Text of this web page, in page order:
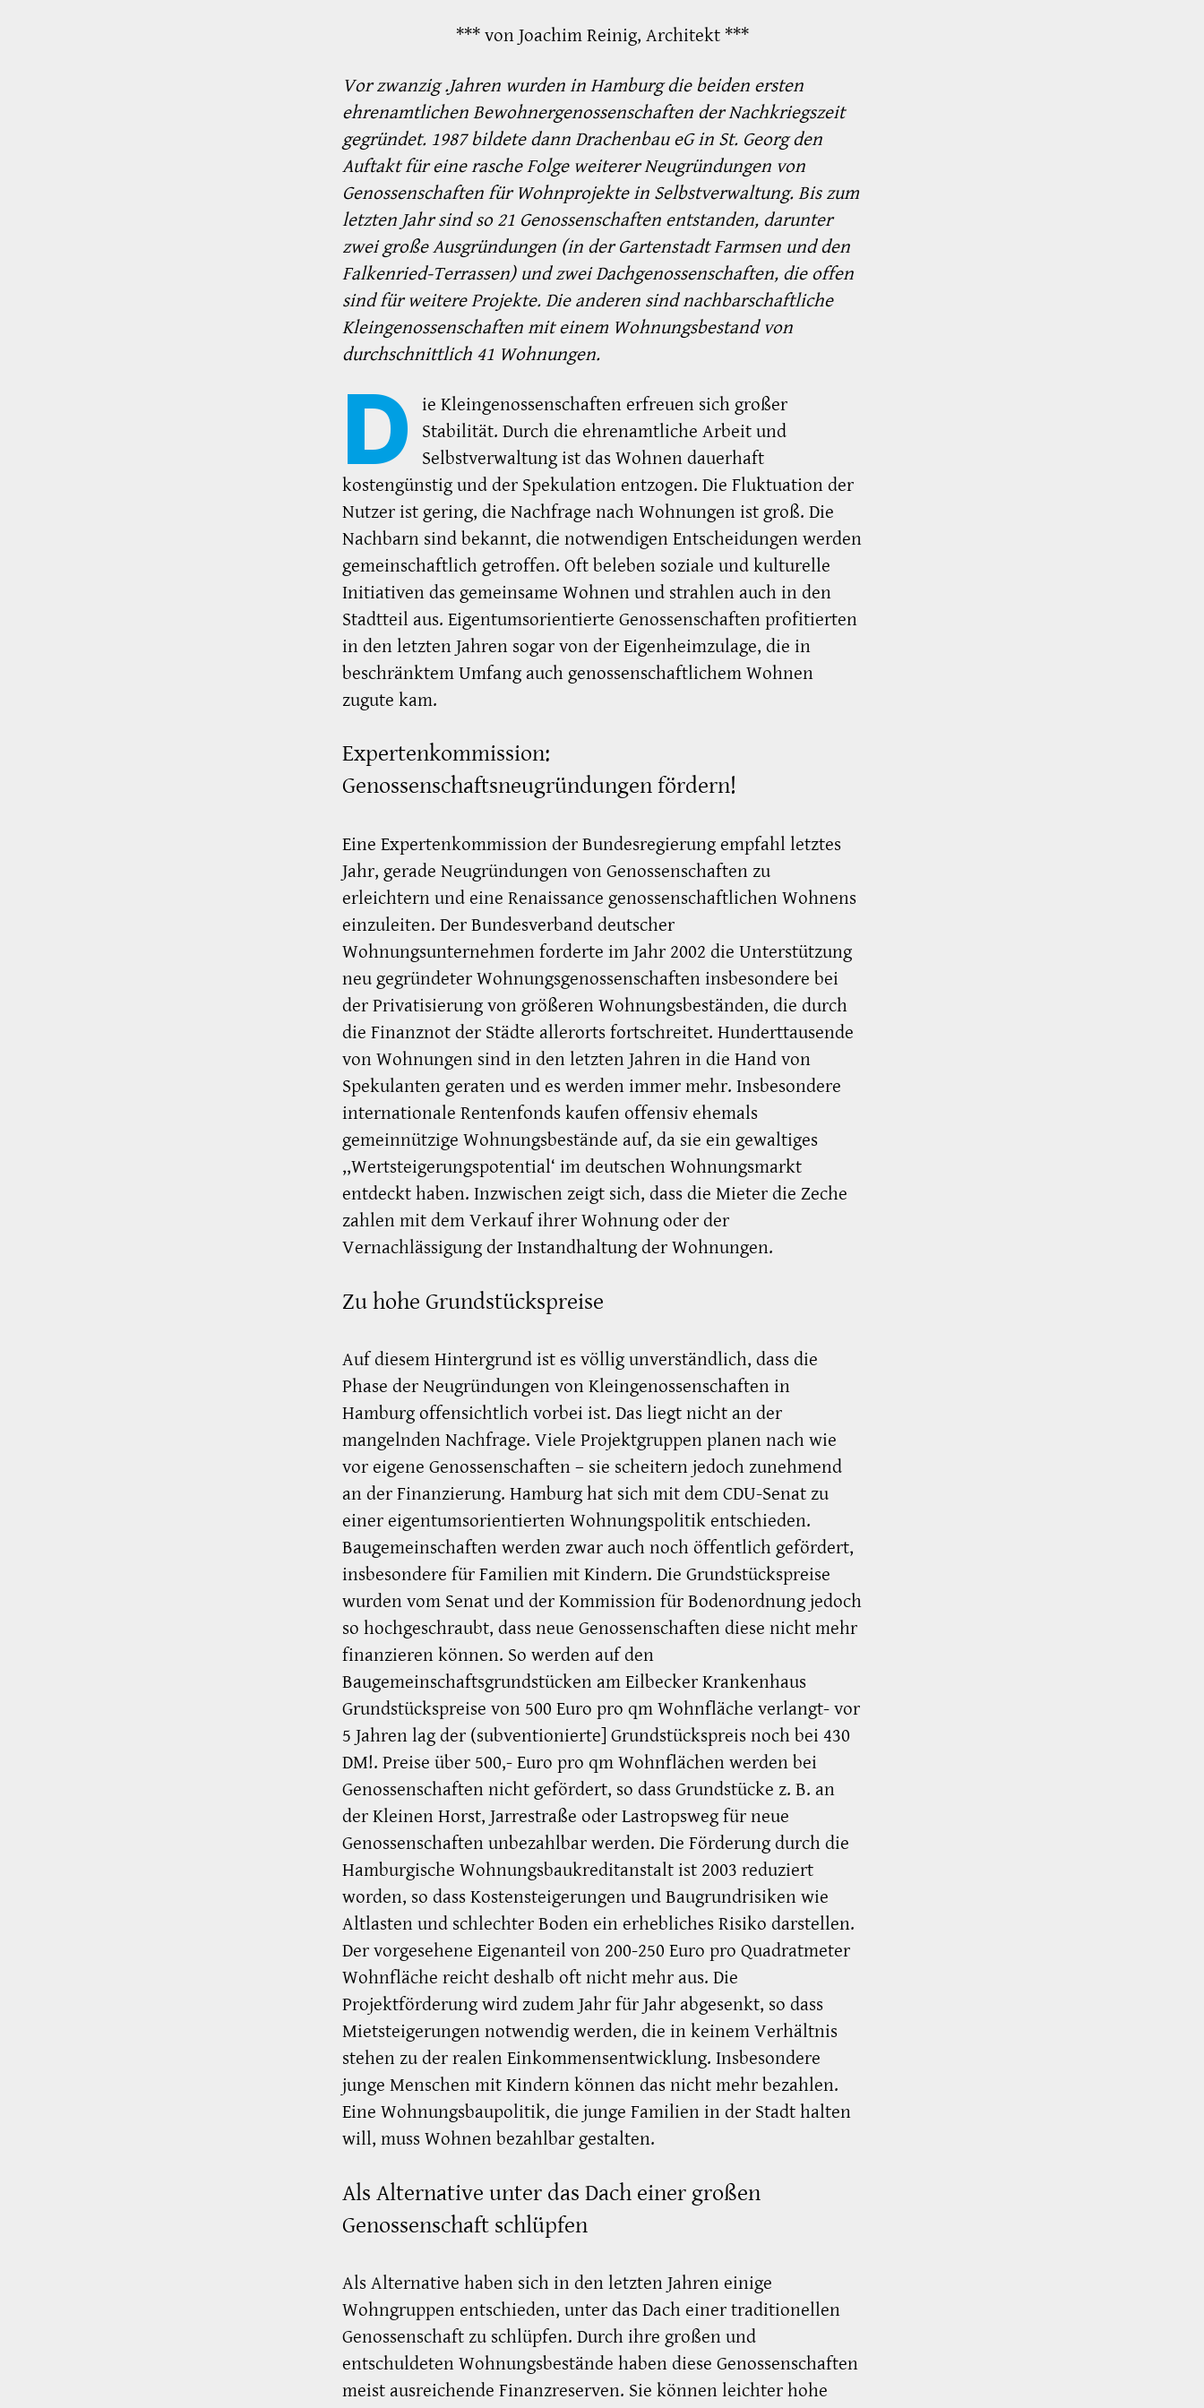
*** von Joachim Reinig, Architekt ***
Vor zwanzig .Jahren wurden in Hamburg die beiden ersten
ehrenamtlichen Bewohnergenossenschaften der Nachkriegszeit
gegründet. 1987 bildete dann Drachenbau eG in St. Georg den
Auftakt für eine rasche Folge weiterer Neugründungen von
Genossenschaften für Wohnprojekte in Selbstverwaltung. Bis zum
letzten Jahr sind so 21 Genossenschaften entstanden, darunter
zwei große Ausgründungen (in der Gartenstadt Farmsen und den
Falkenried-Terrassen) und zwei Dachgenossenschaften, die offen
sind für weitere Projekte. Die anderen sind nachbarschaftliche
Kleingenossenschaften mit einem Wohnungsbestand von
durchschnittlich 41 Wohnungen.
D ie Kleingenossenschaften erfreuen sich großer
Stabilität. Durch die ehrenamtliche Arbeit und
Selbstverwaltung ist das Wohnen dauerhaft
kostengünstig und der Spekulation entzogen. Die Fluktuation der
Nutzer ist gering, die Nachfrage nach Wohnungen ist groß. Die
Nachbarn sind bekannt, die notwendigen Entscheidungen werden
gemeinschaftlich getroffen. Oft beleben soziale und kulturelle
Initiativen das gemeinsame Wohnen und strahlen auch in den
Stadtteil aus. Eigentumsorientierte Genossenschaften profitierten
in den letzten Jahren sogar von der Eigenheimzulage, die in
beschränktem Umfang auch genossenschaftlichem Wohnen
zugute kam.
Expertenkommission:
Genossenschaftsneugründungen fördern!
Eine Expertenkommission der Bundesregierung empfahl letztes
Jahr, gerade Neugründungen von Genossenschaften zu
erleichtern und eine Renaissance genossenschaftlichen Wohnens
einzuleiten. Der Bundesverband deutscher
Wohnungsunternehmen forderte im Jahr 2002 die Unterstützung
neu gegründeter Wohnungsgenossenschaften insbesondere bei
der Privatisierung von größeren Wohnungsbeständen, die durch
die Finanznot der Städte allerorts fortschreitet. Hunderttausende
von Wohnungen sind in den letzten Jahren in die Hand von
Spekulanten geraten und es werden immer mehr. Insbesondere
internationale Rentenfonds kaufen offensiv ehemals
gemeinnützige Wohnungsbestände auf, da sie ein gewaltiges
,,Wertsteigerungspotential‘ im deutschen Wohnungsmarkt
entdeckt haben. Inzwischen zeigt sich, dass die Mieter die Zeche
zahlen mit dem Verkauf ihrer Wohnung oder der
Vernachlässigung der Instandhaltung der Wohnungen.
Zu hohe Grundstückspreise
Auf diesem Hintergrund ist es völlig unverständlich, dass die
Phase der Neugründungen von Kleingenossenschaften in
Hamburg offensichtlich vorbei ist. Das liegt nicht an der
mangelnden Nachfrage. Viele Projektgruppen planen nach wie
vor eigene Genossenschaften – sie scheitern jedoch zunehmend
an der Finanzierung. Hamburg hat sich mit dem CDU-Senat zu
einer eigentumsorientierten Wohnungspolitik entschieden.
Baugemeinschaften werden zwar auch noch öffentlich gefördert,
insbesondere für Familien mit Kindern. Die Grundstückspreise
wurden vom Senat und der Kommission für Bodenordnung jedoch
so hochgeschraubt, dass neue Genossenschaften diese nicht mehr
finanzieren können. So werden auf den
Baugemeinschaftsgrundstücken am Eilbecker Krankenhaus
Grundstückspreise von 500 Euro pro qm Wohnfläche verlangt- vor
5 Jahren lag der (subventionierte] Grundstückspreis noch bei 430
DM!. Preise über 500,- Euro pro qm Wohnflächen werden bei
Genossenschaften nicht gefördert, so dass Grundstücke z. B. an
der Kleinen Horst, Jarrestraße oder Lastropsweg für neue
Genossenschaften unbezahlbar werden. Die Förderung durch die
Hamburgische Wohnungsbaukreditanstalt ist 2003 reduziert
worden, so dass Kostensteigerungen und Baugrundrisiken wie
Altlasten und schlechter Boden ein erhebliches Risiko darstellen.
Der vorgesehene Eigenanteil von 200-250 Euro pro Quadratmeter
Wohnfläche reicht deshalb oft nicht mehr aus. Die
Projektförderung wird zudem Jahr für Jahr abgesenkt, so dass
Mietsteigerungen notwendig werden, die in keinem Verhältnis
stehen zu der realen Einkommensentwicklung. Insbesondere
junge Menschen mit Kindern können das nicht mehr bezahlen.
Eine Wohnungsbaupolitik, die junge Familien in der Stadt halten
will, muss Wohnen bezahlbar gestalten.
Als Alternative unter das Dach einer großen
Genossenschaft schlüpfen
Als Alternative haben sich in den letzten Jahren einige
Wohngruppen entschieden, unter das Dach einer traditionellen
Genossenschaft zu schlüpfen. Durch ihre großen und
entschuldeten Wohnungsbestände haben diese Genossenschaften
meist ausreichende Finanzreserven. Sie können leichter hohe